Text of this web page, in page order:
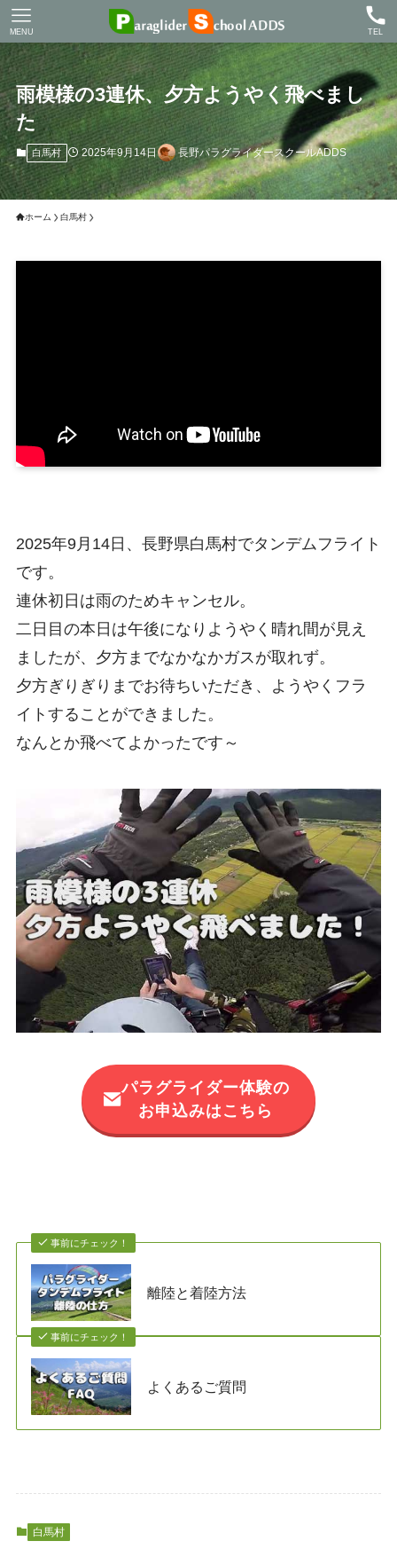
TEL
MENU
雨模様の3連休、夕方ようやく飛べまし
た
白馬村 2025年9月14日 長野パラグライダースクールADDS
ホーム 白馬村
2025年9月14日、長野県白馬村でタンデムフライト
です。
連休初日は雨のためキャンセル。
二日目の本日は午後になりようやく晴れ間が見え
ましたが、夕方までなかなかガスが取れず。
夕方ぎりぎりまでお待ちいただき、ようやくフラ
イトすることができました。
なんとか飛べてよかったです～
パラグライダー体験の
お申込みはこちら
事前にチェック！
離陸と着陸方法
事前にチェック！
よくあるご質問
白馬村